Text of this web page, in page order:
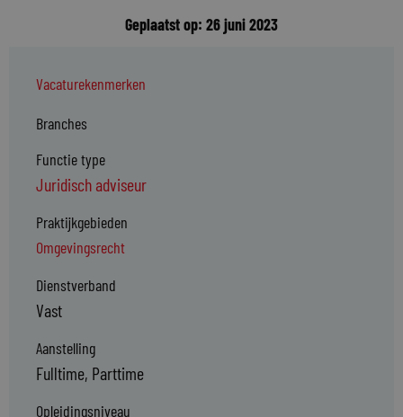
Geplaatst op: 26 juni 2023
Vacaturekenmerken
Branches
Functie type
Juridisch adviseur
Praktijkgebieden
Omgevingsrecht
Dienstverband
Vast
Aanstelling
Fulltime, Parttime
Opleidingsniveau